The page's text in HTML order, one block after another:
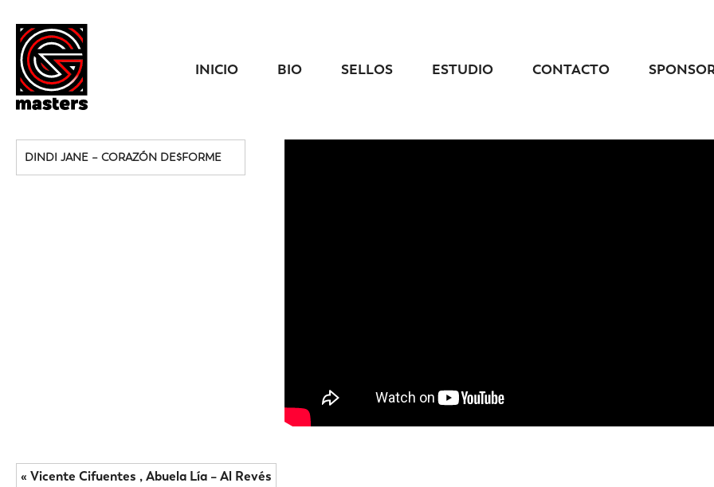
INICIO BIO SELLOS ESTUDIO CONTACTO
DINDI JANE – CORAZÓN DE$FORME
« Vicente Cifuentes , Abuela Lía – Al Revés